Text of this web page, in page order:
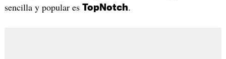
sencilla y popular es TopNotch.